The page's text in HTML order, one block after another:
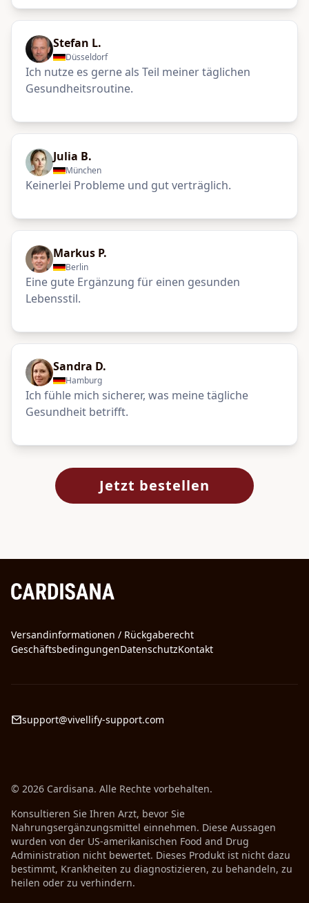
Stefan L.
Düsseldorf
Ich nutze es gerne als Teil meiner täglichen
Gesundheitsroutine.
Julia B.
München
Keinerlei Probleme und gut verträglich.
Markus P.
Berlin
Eine gute Ergänzung für einen gesunden
Lebensstil.
Sandra D.
Hamburg
Ich fühle mich sicherer, was meine tägliche
Gesundheit betrifft.
Jetzt bestellen
Versandinformationen / Rückgaberecht
GeschäftsbedingungenDatenschutzKontakt
© 2026 Cardisana. Alle Rechte vorbehalten.
Konsultieren Sie Ihren Arzt, bevor Sie
Nahrungsergänzungsmittel einnehmen. Diese Aussagen
wurden von der US-amerikanischen Food and Drug
Administration nicht bewertet. Dieses Produkt ist nicht dazu
bestimmt, Krankheiten zu diagnostizieren, zu behandeln, zu
heilen oder zu verhindern.
support@vivellify-support.com